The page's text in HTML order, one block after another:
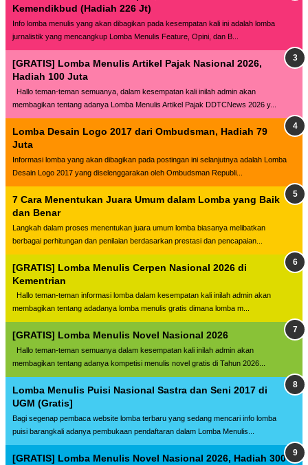
Kemendikbud (Hadiah 226 Jt)
Info lomba menulis yang akan dibagikan pada kesempatan kali ini adalah lomba
jurnalistik yang mencangkup Lomba Menulis Feature, Opini, dan B...
[GRATIS] Lomba Menulis Artikel Pajak Nasional 2026,
Hadiah 100 Juta
Hallo teman-teman semuanya, dalam kesempatan kali inilah admin akan
membagikan tentang adanya Lomba Menulis Artikel Pajak DDTCNews 2026 y...
Lomba Desain Logo 2017 dari Ombudsman, Hadiah 79
Juta
Informasi lomba yang akan dibagikan pada postingan ini selanjutnya adalah Lomba
Desain Logo 2017 yang diselenggarakan oleh Ombudsman Republi...
7 Cara Menentukan Juara Umum dalam Lomba yang Baik
dan Benar
Langkah dalam proses menentukan juara umum lomba biasanya melibatkan
berbagai perhitungan dan penilaian berdasarkan prestasi dan pencapaian...
[GRATIS] Lomba Menulis Cerpen Nasional 2026 di
Kementrian
Hallo teman-teman informasi lomba dalam kesempatan kali inilah admin akan
membagikan tentang adadanya lomba menulis gratis dimana lomba m...
[GRATIS] Lomba Menulis Novel Nasional 2026
Hallo teman-teman semuanya dalam kesempatan kali inilah admin akan
membagikan tentang adanya kompetisi menulis novel gratis di Tahun 2026...
Lomba Menulis Puisi Nasional Sastra dan Seni 2017 di
UGM (Gratis]
Bagi segenap pembaca website lomba terbaru yang sedang mencari info lomba
puisi barangkali adanya pembukaan pendaftaran dalam Lomba Menulis...
[GRATIS] Lomba Menulis Novel Nasional 2026, Hadiah 300